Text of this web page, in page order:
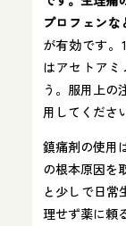
プロフェンな
が有効です。
はアセトア
う。服用上の
用してくださ
鎮痛剤の使用
の根本原因を
と少しで日
理せず薬に頼